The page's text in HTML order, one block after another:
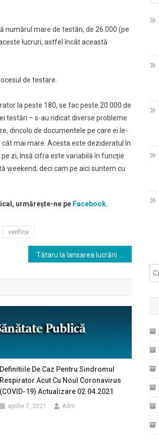
numărul mare de testări, de 26.000 (pe
lucruri, astfel încât această
de testare.
la peste 180, se fac peste 20.000 de
testări – s-au ridicat diverse probleme
dincolo de documentele pe care ei le-
mai mare. Acesta este dezideratul în
zi, însă cifra este variabilă în funcţie
weekend, deci cam pe aici suntem cu
urmărește-ne pe Facebook.
verifica
Definitiile De Caz Pentru Sindromul
Respirator Acut Cu Noul Coronavirus
(COVID-19) Actualizare 02.04.2021
aprilie 7, 2021 Adm